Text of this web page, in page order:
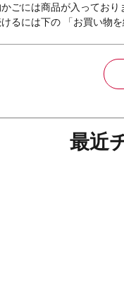
ごには商品が入っており
るには下の 「お買い物
>
最近